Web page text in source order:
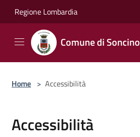
Regione Lombardia
Comune di Soncino
Home > Accessibilità
Accessibilità